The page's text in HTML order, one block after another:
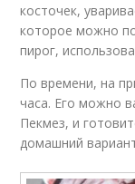
косточек,
которое можно
пирог,
По времени, на
часа. Его можно
Пекмез, и
домашний